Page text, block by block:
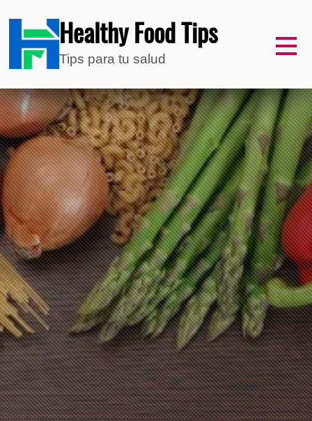
Healthy Food Tips
Tips para tu salud